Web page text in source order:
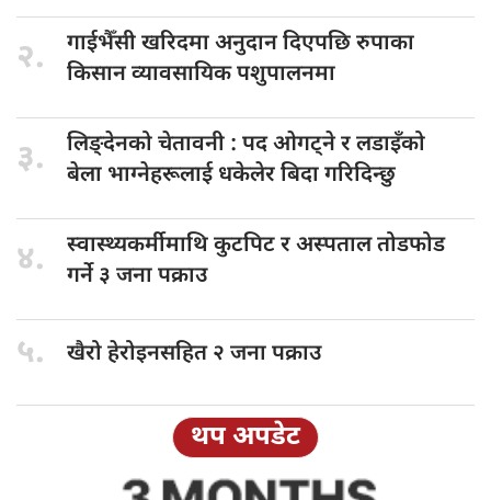
२. गाईभैँसी खरिदमाअनुदान दिएपछि रुपाका
किसान व्यावसायिक पशुपालनमा
३. लिङ्देनको चेतावनी : पद ओगट्ने र लडाइँको
बेला भाग्नेहरूलाई धकेलेर बिदा गरिदिन्छु
४. स्वास्थ्यकर्मीमाथि कुटपिटर अस्पताल तोडफोड
गर्ने ३ जना पक्राउ
५. खैरो हेरोइनसहित२ जना पक्राउ
थप अपडेट